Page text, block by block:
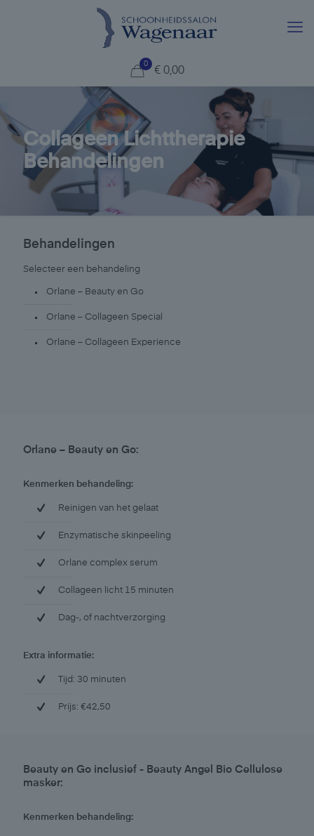
0
€0,00
Collageen Lichttherapie
Behandelingen
Orlane – Beauty en Go:
Kenmerken behandeling:
Reinigen van het gelaat
Enzymatische skinpeeling
Orlane complex serum
Collageen licht 15 minuten
Dag-, of nachtverzorging
Extra informatie:
Tijd: 30 minuten
Prijs: €42,50
Beauty en Go inclusief - Beauty Angel Bio Cellulose
masker:
Kenmerken behandeling:
Behandelingen
Selecteer een behandeling
Orlane – Beauty en Go
Orlane – Collageen Special
Orlane – Collageen Experience